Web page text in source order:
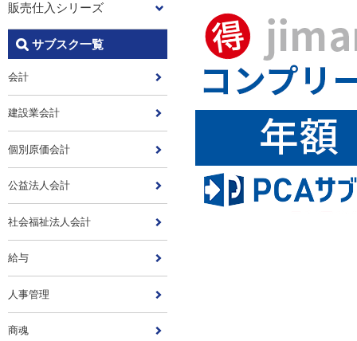
販売仕入シリーズ
サブスク一覧
会計
建設業会計
個別原価会計
公益法人会計
社会福祉法人会計
給与
人事管理
商魂